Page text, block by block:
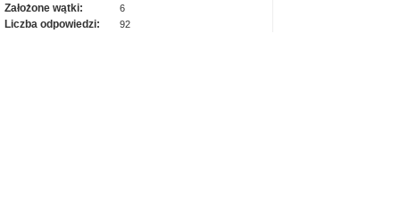
Założone wątki: 6
Liczba odpowiedzi: 92